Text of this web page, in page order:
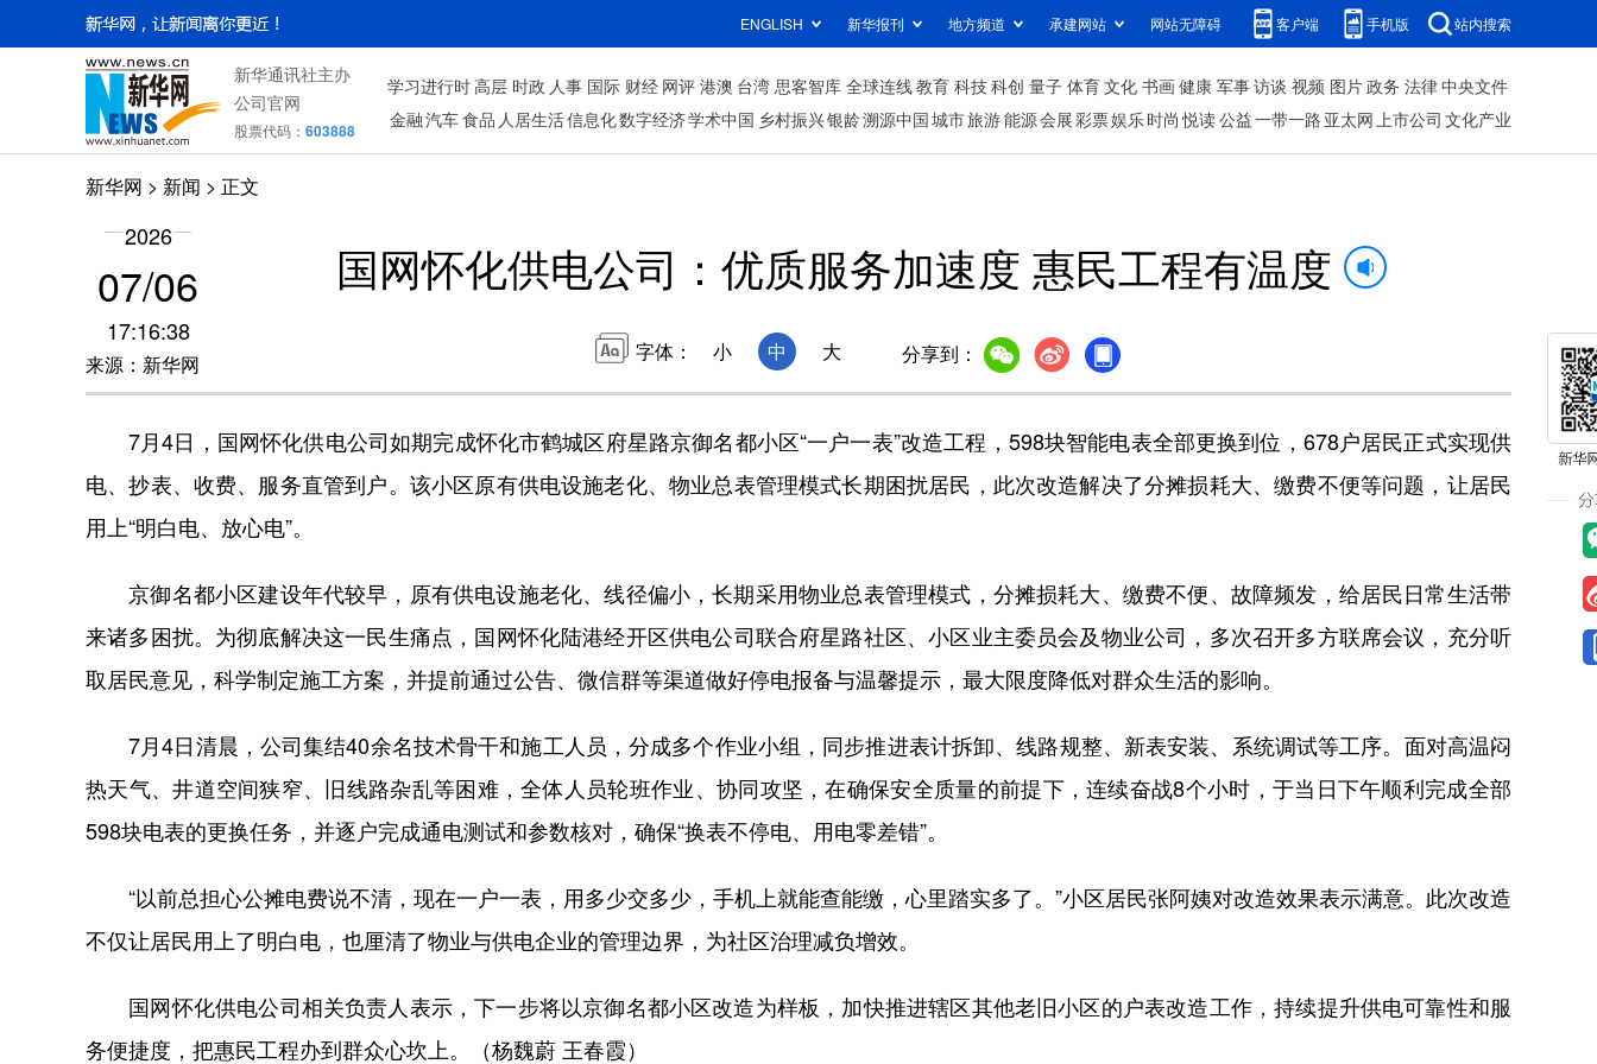
ENGLISH 新华报刊 地方频道 承建网站 网站无障碍 客户端 手机版 站内搜索
新华通讯社主办
公司官网
股票代码： 603888
学习进行时高层 时政 人事 国际 财经 网评 港澳 台湾 思客智库 全球连线教育 科技科创 量子 体育文化 书画健康 军事访谈 视频 图片政务 法律中央文件
金融汽车食品 人居生活信息化数字经济学术中国 乡村振兴银龄溯源中国城市旅游能源会展彩票娱乐时尚 悦读公益一带一路 亚太网上市公司 文化产业
新华网 > 新闻 > 正文
2026
07/06
17:16:38
来源：新华网
国网怀化供电公司：优质服务加速度 惠民工程有温度
字体： 小 中 大 分享到：
7月4日，国网怀化供电公司如期完成怀化市鹤城区府星路京御名都小区“一户一表”改造工程，598块智能电表全部更换到位，678户居民正式实现供
电、抄表、收费、服务直管到户。该小区原有供电设施老化、物业总表管理模式长期困扰居民，此次改造解决了分摊损耗大、缴费不便等问题，让居民
用上“明白电、放心电”。
京御名都小区建设年代较早，原有供电设施老化、线径偏小，长期采用物业总表管理模式，分摊损耗大、缴费不便、故障频发，给居民日常生活带
来诸多困扰。为彻底解决这一民生痛点，国网怀化陆港经开区供电公司联合府星路社区、小区业主委员会及物业公司，多次召开多方联席会议，充分听
取居民意见，科学制定施工方案，并提前通过公告、微信群等渠道做好停电报备与温馨提示，最大限度降低对群众生活的影响。
7月4日清晨，公司集结40余名技术骨干和施工人员，分成多个作业小组，同步推进表计拆卸、线路规整、新表安装、系统调试等工序。面对高温闷
热天气、井道空间狭窄、旧线路杂乱等困难，全体人员轮班作业、协同攻坚，在确保安全质量的前提下，连续奋战8个小时，于当日下午顺利完成全部
598块电表的更换任务，并逐户完成通电测试和参数核对，确保“换表不停电、用电零差错”。
“以前总担心公摊电费说不清，现在一户一表，用多少交多少，手机上就能查能缴，心里踏实多了。”小区居民张阿姨对改造效果表示满意。此次改造
不仅让居民用上了明白电，也厘清了物业与供电企业的管理边界，为社区治理减负增效。
国网怀化供电公司相关负责人表示，下一步将以京御名都小区改造为样板，加快推进辖区其他老旧小区的户表改造工作，持续提升供电可靠性和服
务便捷度，把惠民工程办到群众心坎上。（杨魏蔚 王春霞）